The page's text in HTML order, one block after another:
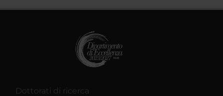
Dottorati di ricerca